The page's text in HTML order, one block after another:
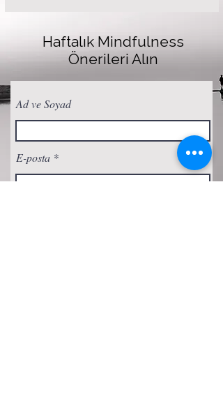
Haftalık Mindfulness
Önerileri Alın
Ad ve Soyad
E-posta